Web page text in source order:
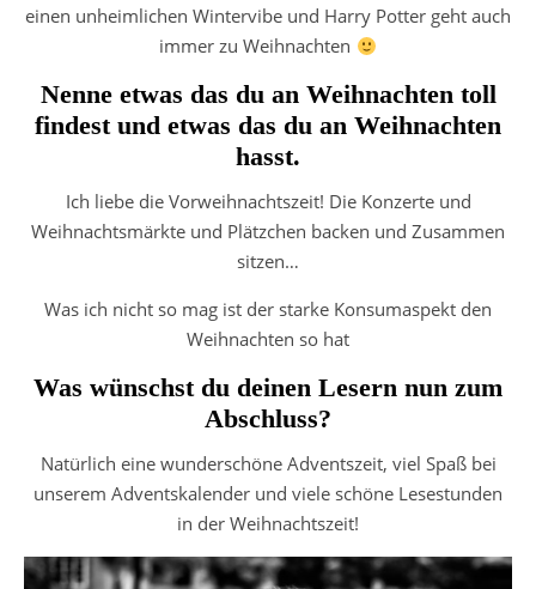
einen unheimlichen Wintervibe und Harry Potter geht auch
immer zu Weihnachten
Nenne etwas das du an Weihnachten toll
findest und etwas das du an Weihnachten
hasst.
Ich liebe die Vorweihnachtszeit! Die Konzerte und
Weihnachtsmärkte und Plätzchen backen und Zusammen
sitzen…
Was ich nicht so mag ist der starke Konsumaspekt den
Weihnachten so hat
Was wünschst du deinen Lesern nun zum
Abschluss?
Natürlich eine wunderschöne Adventszeit, viel Spaß bei
unserem Adventskalender und viele schöne Lesestunden
in der Weihnachtszeit!